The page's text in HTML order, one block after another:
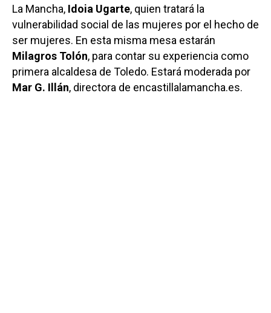
La Mancha, Idoia Ugarte, quien tratará la
vulnerabilidad social de las mujeres por el hecho de
ser mujeres. En esta misma mesa estarán
Milagros Tolón, para contar su experiencia como
primera alcaldesa de Toledo. Estará moderada por
Mar G. Illán, directora de encastillalamancha.es.